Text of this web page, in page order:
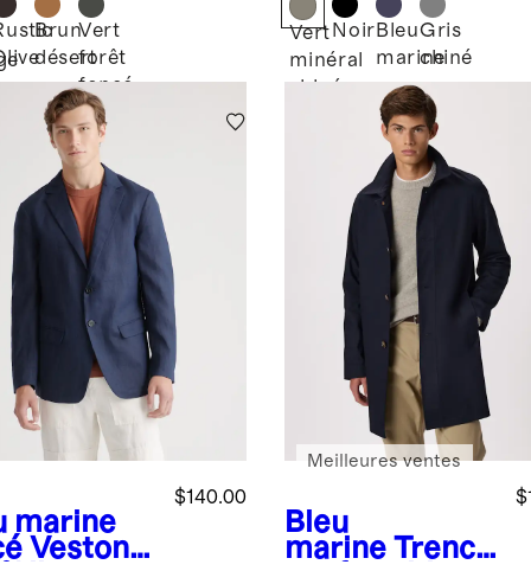
Brun
désert
Vert
forêt
foncé
Vert
minéral
chiné
Noir Bleu
marine
Gris
chiné
marine
Veston
$140.00
Bleu
marine Trench
Meilleures ventes